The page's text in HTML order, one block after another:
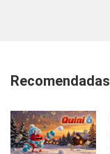
Recomendadas